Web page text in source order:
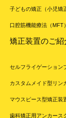
子どもの矯正（小児矯
口腔筋機能療法（MFT）
矯正装置のご紹
セルフライゲーション
カスタムメイド型リン
マウスピース型矯正装
歯科矯正用アンカース